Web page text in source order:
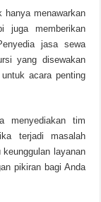
menawarkan
juga memberikan
jasa sewa
yang disewakan
acara penting
menyediakan tim
terjadi masalah
layanan
pikiran bagi Anda